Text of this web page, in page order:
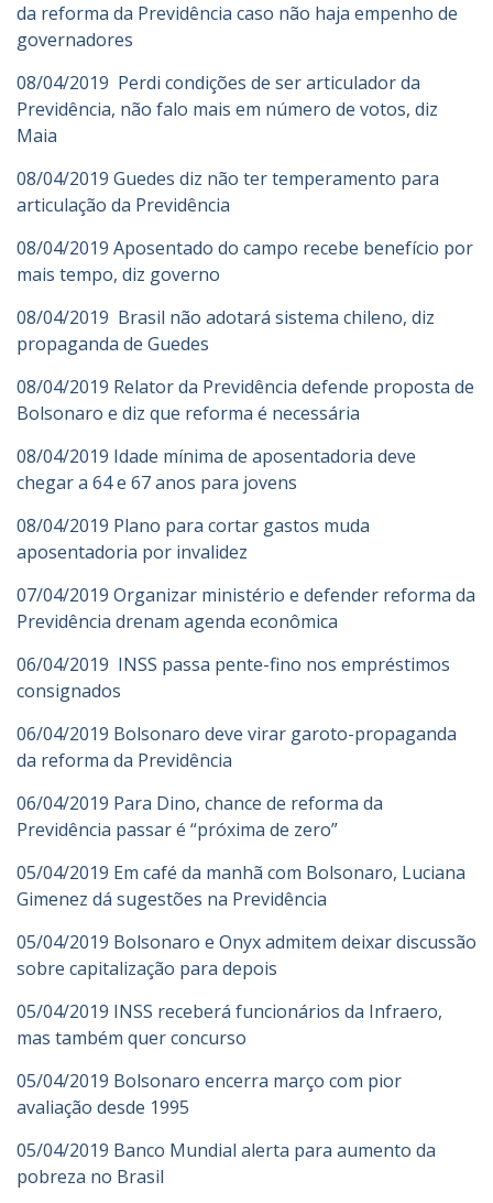
da reforma da Previdência caso não haja empenho de
governadores
08/04/2019 Perdi condições de ser articulador da
Previdência, não falo mais em número de votos, diz
Maia
08/04/2019 Guedes diz não ter temperamento para
articulação da Previdência
08/04/2019 Aposentado do campo recebe benefício por
mais tempo, diz governo
08/04/2019 Brasil não adotará sistema chileno, diz
propaganda de Guedes
08/04/2019 Relator da Previdência defende proposta de
Bolsonaro e diz que reforma é necessária
08/04/2019 Idade mínima de aposentadoria deve
chegar a 64 e 67 anos para jovens
08/04/2019 Plano para cortar gastos muda
aposentadoria por invalidez
07/04/2019 Organizar ministério e defender reforma da
Previdência drenam agenda econômica
06/04/2019 INSS passa pente-fino nos empréstimos
consignados
06/04/2019 Bolsonaro deve virar garoto-propaganda
da reforma da Previdência
06/04/2019 Para Dino, chance de reforma da
Previdência passar é “próxima de zero”
05/04/2019 Em café da manhã com Bolsonaro, Luciana
Gimenez dá sugestões na Previdência
05/04/2019 Bolsonaro e Onyx admitem deixar discussão
sobre capitalização para depois
05/04/2019 INSS receberá funcionários da Infraero,
mas também quer concurso
05/04/2019 Bolsonaro encerra março com pior
avaliação desde 1995
05/04/2019 Banco Mundial alerta para aumento da
pobreza no Brasil